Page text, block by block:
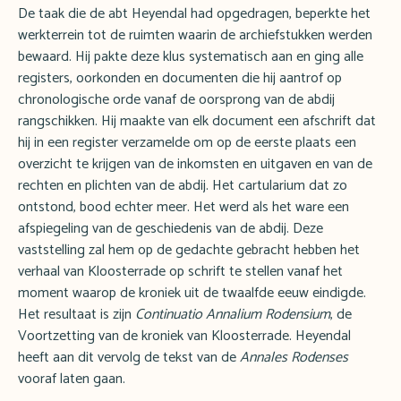
De taak die de abt Heyendal had opgedragen, beperkte het
werkterrein tot de ruimten waarin de archiefstukken werden
bewaard. Hij pakte deze klus systematisch aan en ging alle
registers, oorkonden en documenten die hij aantrof op
chronologische orde vanaf de oorsprong van de abdij
rangschikken. Hij maakte van elk document een afschrift dat
hij in een register verzamelde om op de eerste plaats een
overzicht te krijgen van de inkomsten en uitgaven en van de
rechten en plichten van de abdij. Het cartularium dat zo
ontstond, bood echter meer. Het werd als het ware een
afspiegeling van de geschiedenis van de abdij. Deze
vaststelling zal hem op de gedachte gebracht hebben het
verhaal van Kloosterrade op schrift te stellen vanaf het
moment waarop de kroniek uit de twaalfde eeuw eindigde.
Het resultaat is zijn Continuatio Annalium Rodensium, de
Voortzetting van de kroniek van Kloosterrade. Heyendal
heeft aan dit vervolg de tekst van deAnnales Rodenses
vooraf laten gaan.